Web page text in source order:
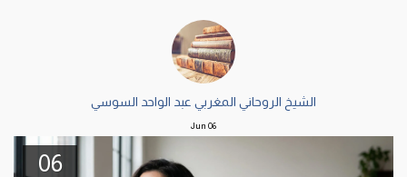
الشيخ الروحاني المغربي عبد الواحد السوسي
06
Jun
06